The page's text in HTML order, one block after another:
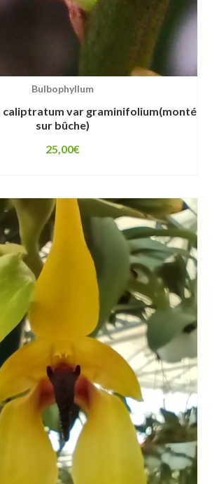
Bulbophyllum
caliptratum var graminifolium(monté
sur bûche)
25,00€